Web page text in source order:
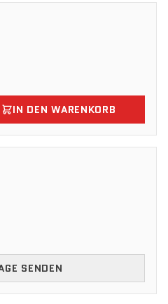
IN DEN WARENKORB
SENDEN